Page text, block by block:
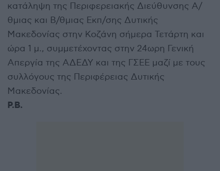
κατάληψη της Περιφερειακής Διεύθυνσης Α/
θμιας και Β/θμιας Εκπ/σης Δυτικής
Μακεδονίας στην Κοζάνη σήμερα Τετάρτη και
ώρα 1 μ., συμμετέχοντας στην 24ωρη Γενική
Απεργία της ΑΔΕΔΥ και της ΓΣΕΕ μαζί με τους
συλλόγους της Περιφέρειας Δυτικής
Μακεδονίας.
Ρ.Β.